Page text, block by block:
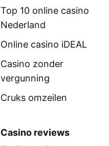
Top 10 online casino
Nederland
Online casino iDEAL
Casino zonder
vergunning
Cruks omzeilen
Casino reviews